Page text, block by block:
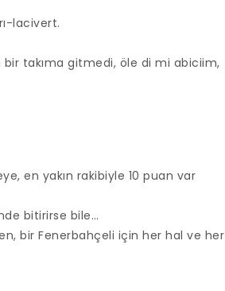
lacivert.
bir takıma gitmedi, öle di mi abiciim,
en yakın rakibiyle 10 puan var
bitirirse bile…
bir Fenerbahçeli için her hal ve her